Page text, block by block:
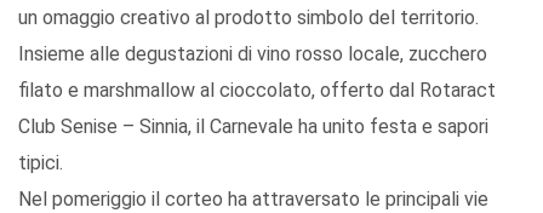
un omaggio creativo al prodotto simbolo del territorio.
Insieme alle degustazioni di vino rosso locale, zucchero
filato e marshmallow al cioccolato, offerto dal Rotaract
Club Senise – Sinnia, il Carnevale ha unito festa e sapori
tipici.
Nel pomeriggio il corteo ha attraversato le principali vie